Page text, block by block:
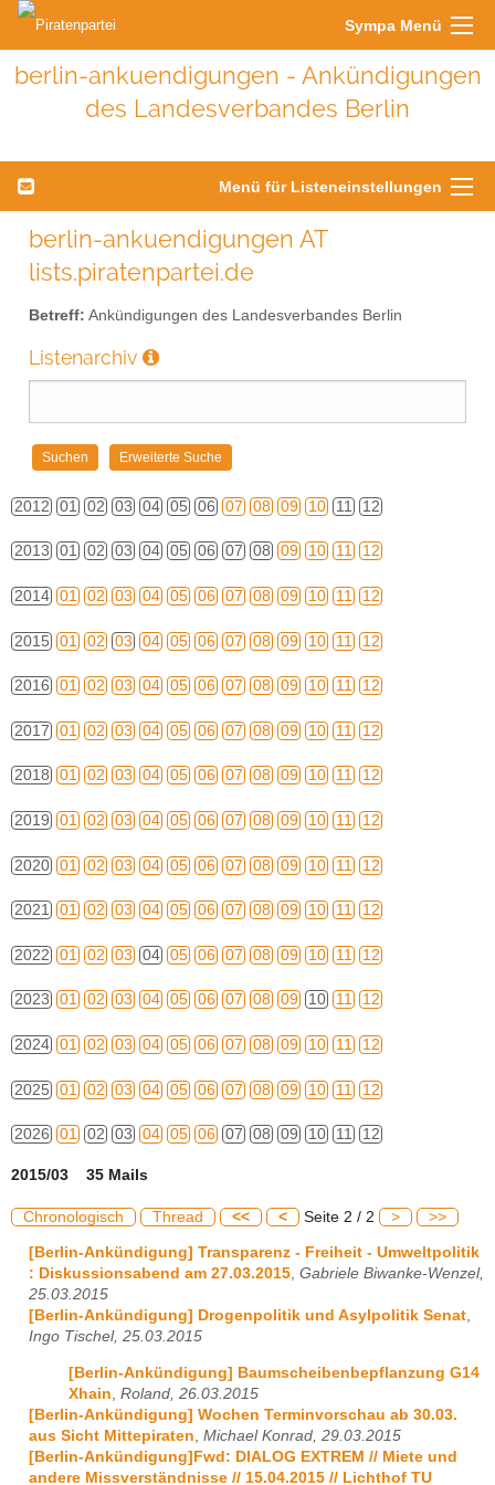
Sympa Menü
berlin-ankuendigungen - Ankündigungen
des Landesverbandes Berlin
Menü für Listeneinstellungen
berlin-ankuendigungen AT
lists.piratenpartei.de
Betreff: Ankündigungen des Landesverbandes Berlin
Listenarchiv
2012 01 02 03 04 05 06 07 08 09 10 11 12
2013 01 02 03 04 05 06 07 08 09 10 11 12
2014 01 02 03 04 05 06 07 08 09 10 11 12
2015 01 02 03 04 05 06 07 08 09 10 11 12
2016 01 02 03 04 05 06 07 08 09 10 11 12
2017 01 02 03 04 05 06 07 08 09 10 11 12
2018 01 02 03 04 05 06 07 08 09 10 11 12
2019 01 02 03 04 05 06 07 08 09 10 11 12
2020 01 02 03 04 05 06 07 08 09 10 11 12
2021 01 02 03 04 05 06 07 08 09 10 11 12
2022 01 02 03 04 05 06 07 08 09 10 11 12
2023 01 02 03 04 05 06 07 08 09 10 11 12
2024 01 02 03 04 05 06 07 08 09 10 11 12
2025 01 02 03 04 05 06 07 08 09 10 11 12
2026 01 02 03 04 05 06 07 08 09 10 11 12
2015/03 35 Mails
Chronologisch Thread << < Seite 2 / 2 > >>
[Berlin-Ankündigung] Transparenz - Freiheit - Umweltpolitik
: Diskussionsabend am 27.03.2015, Gabriele Biwanke-Wenzel,
25.03.2015
[Berlin-Ankündigung] Drogenpolitik und Asylpolitik Senat,
Ingo Tischel, 25.03.2015
[Berlin-Ankündigung] Baumscheibenbepflanzung G14
Xhain Roland, 26.03.2015
[Berlin-Ankündigung] Wochen Terminvorschau ab 30.03.
aus Sicht Mittepiraten Michael Konrad, 29.03.2015
[Berlin-Ankündigung]Fwd: DIALOG EXTREM // Miete und
andere Missverständnisse // 15.04.2015 // Lichthof TU